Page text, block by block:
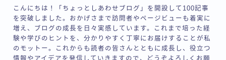
こんにちは！「ちょっとしあわせブログ」を開設して100記事
を突破しました。おかげさまで訪問者やページビューも着実に
増え、ブログの成長を日々実感しています。これまで培った経
験や学びのヒントを、分かりやすく丁寧にお届けすることが私
のモットー。これからも読者の皆さんとともに成長し、役立つ
情報やアイデアを発信していきますので、どうぞよろしくお願